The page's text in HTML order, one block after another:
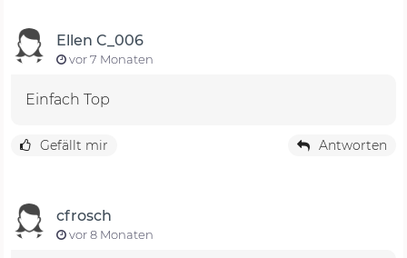
Ellen C_006
vor 7 Monaten
Einfach Top
Gefällt mir Antworten
cfrosch
vor 8 Monaten